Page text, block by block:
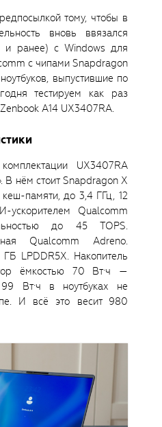
тому, чтобы в
вновь ввязался
и ранее) с Windows для
с чипами Snapdragon
выпустившие по
тестируем как раз
A14 UX3407RA.
UX3407RA
В нём стоит Snapdragon X
памяти, до 3,4 ГГц, 12
Qualcomm
до 45 TOPS.
Qualcomm Adreno.
LPDDR5X. Накопитель
ёмкостью 70 Вт·ч —
Вт·ч в ноутбуках не
И всё это весит 980